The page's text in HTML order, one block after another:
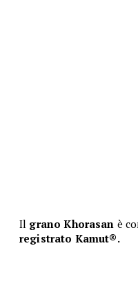
Il grano Khorasan è
registrato Kamut®.